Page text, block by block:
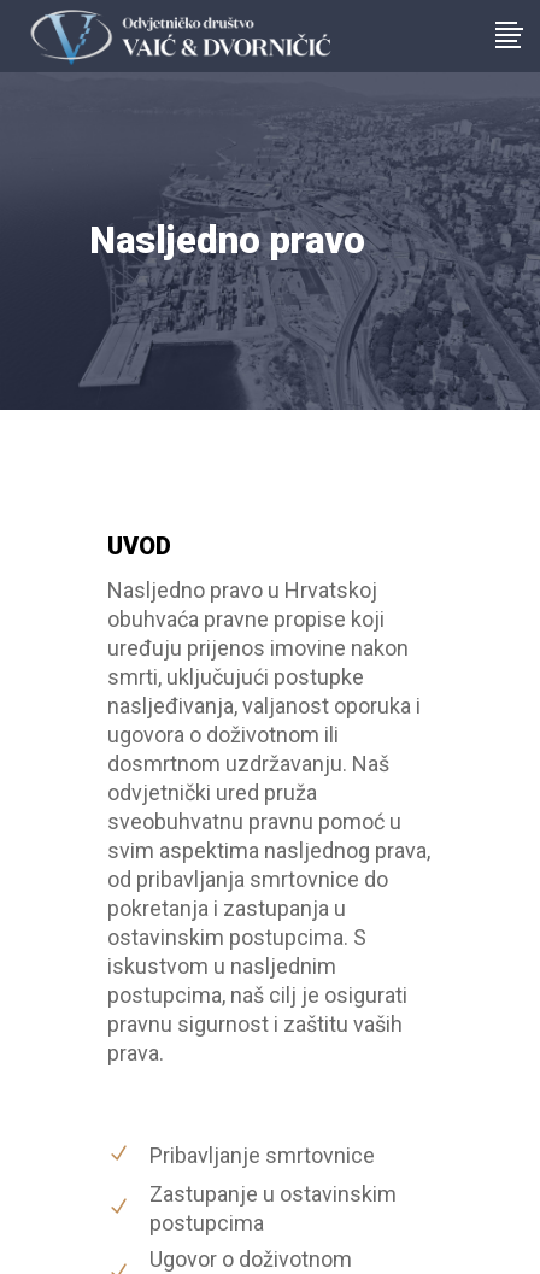
Nasljedno pravo
UVOD
Nasljedno pravo u Hrvatskoj
obuhvaća pravne propise koji
uređuju prijenos imovine nakon
smrti, uključujući postupke
nasljeđivanja, valjanost oporuka i
ugovora o doživotnom ili
dosmrtnom uzdržavanju. Naš
odvjetnički ured pruža
sveobuhvatnu pravnu pomoć u
svim aspektima nasljednog prava,
od pribavljanja smrtovnice do
pokretanja i zastupanja u
ostavinskim postupcima. S
iskustvom u nasljednim
postupcima, naš cilj je osigurati
pravnu sigurnost i zaštitu vaših
prava.
Pribavljanje smrtovnice
Zastupanje u ostavinskim
postupcima
Ugovor o doživotnom